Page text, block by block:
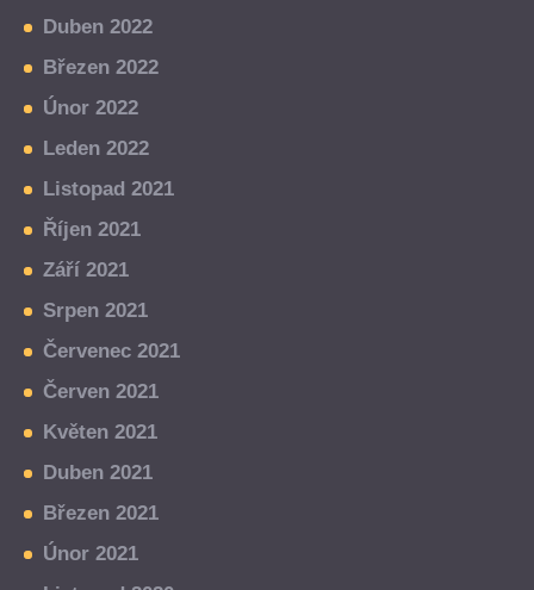
Duben 2022
Březen 2022
Únor 2022
Leden 2022
Listopad 2021
Říjen 2021
Září 2021
Srpen 2021
Červenec 2021
Červen 2021
Květen 2021
Duben 2021
Březen 2021
Únor 2021